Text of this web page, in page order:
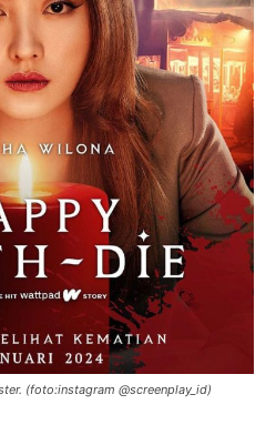
(foto:instagram @screenplay_id)